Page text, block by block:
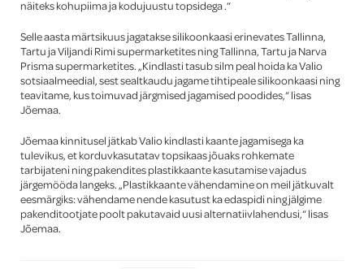
näiteks kohupiima ja kodujuustu topsidega .“
Selle aasta märtsikuus jagatakse silikoonkaasi erinevates Tallinna,
Tartu ja Viljandi Rimi supermarketites ning Tallinna, Tartu ja Narva
Prisma supermarketites. „Kindlasti tasub silm peal hoida ka Valio
sotsiaalmeedial, sest sealtkaudu jagame tihtipeale silikoonkaasi ning
teavitame, kus toimuvad järgmised jagamised poodides,“ lisas
Jõemaa.
Jõemaa kinnitusel jätkab Valio kindlasti kaante jagamisega ka
tulevikus, et korduvkasutatav topsikaas jõuaks rohkemate
tarbijateni ning pakendites plastikkaante kasutamise vajadus
järgemööda langeks. „Plastikkaante vähendamine on meil jätkuvalt
eesmärgiks: vähendame nende kasutust ka edaspidi ning jälgime
pakenditootjate poolt pakutavaid uusi alternatiivlahendusi,“ lisas
Jõemaa.